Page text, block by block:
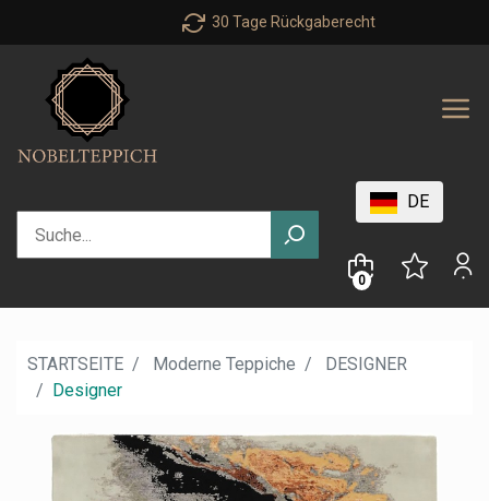
30 Tage Rückgaberecht
DE
0
STARTSEITE Moderne Teppiche
DESIGNER
Designer